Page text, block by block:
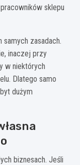
sklepu
samych zasadach.
inaczej przy
w niektórych
Dlatego samo
dużym
biznesach. Jeśli